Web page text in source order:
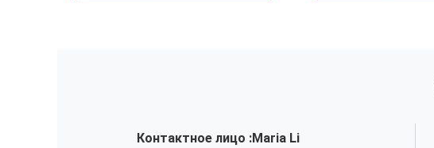
Контактное лицо :Maria Li